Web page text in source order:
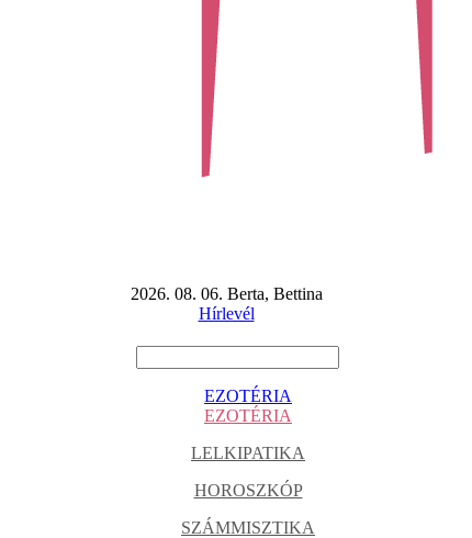
2026. 08. 06. Berta, Bettina
Hírlevél
EZOTÉRIA
EZOTÉRIA
LELKIPATIKA
HOROSZKÓP
SZÁMMISZTIKA